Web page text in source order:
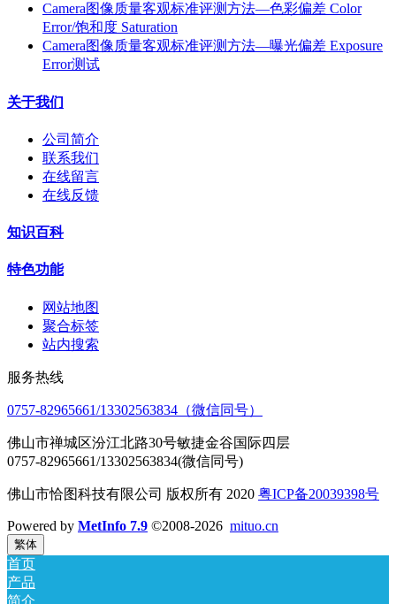
Camera图像质量客观标准评测方法—色彩偏差 Color
Error/饱和度 Saturation
Camera图像质量客观标准评测方法—曝光偏差 Exposure
Error测试
关于我们
公司简介
联系我们
在线留言
在线反馈
知识百科
特色功能
网站地图
聚合标签
站内搜索
服务热线
0757-82965661/13302563834（微信同号）
佛山市禅城区汾江北路30号敏捷金谷国际四层
0757-82965661/13302563834(微信同号)
佛山市恰图科技有限公司 版权所有 2020 粤ICP备20039398号
Powered by MetInfo 7.9 ©2008-2026 mituo.cn
繁体
首页
产品
简介